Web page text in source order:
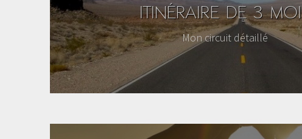
ITINÉRAIRE DE 3
Mon circuit détaillé